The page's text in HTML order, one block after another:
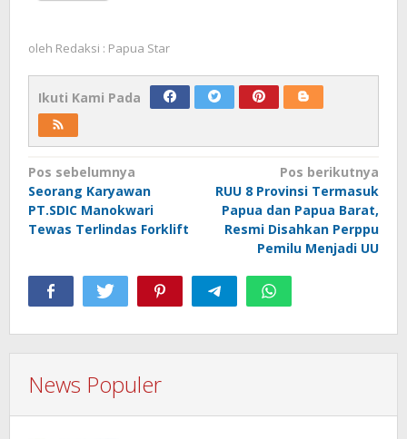
oleh Redaksi : Papua Star
Ikuti Kami Pada
Navigasi
pos
Pos sebelumnya
Seorang Karyawan
PT.SDIC Manokwari
Tewas Terlindas Forklift
Pos berikutnya
RUU 8 Provinsi Termasuk
Papua dan Papua Barat,
Resmi Disahkan Perppu
Pemilu Menjadi UU
News Populer